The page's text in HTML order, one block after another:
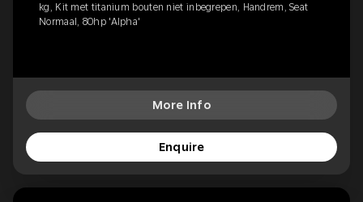
kg, Kit met titanium bouten niet inbegrepen, Handrem, Seat
Normaal, 80hp 'Alpha'
More Info
Enquire